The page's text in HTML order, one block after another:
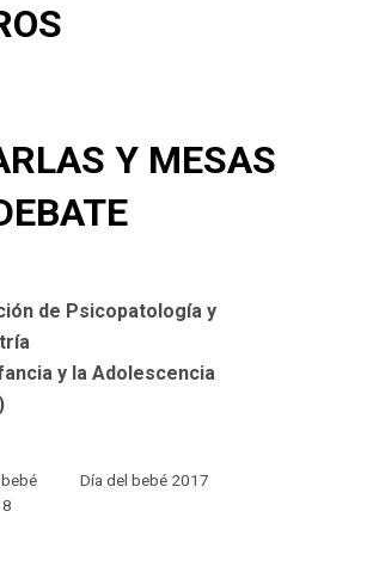
Y MESAS
de Psicopatología y
y la Adolescencia
Día del bebé 2017